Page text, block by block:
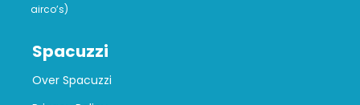
airco’s)
Spacuzzi
Over Spacuzzi